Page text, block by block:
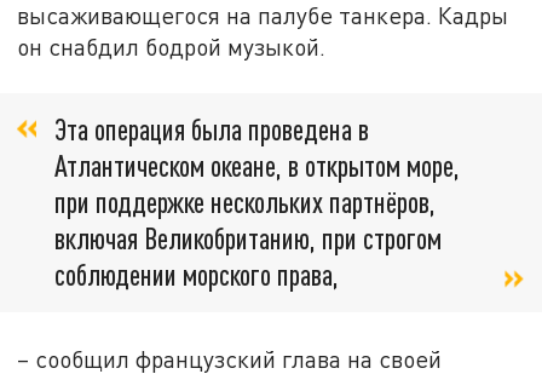
высаживающегося на палубе танкера. Кадры
он снабдил бодрой музыкой.
Эта операция была проведена в
Атлантическом океане, в открытом море,
при поддержке нескольких партнёров,
включая Великобританию, при строгом
соблюдении морского права,
– сообщил французский глава на своей